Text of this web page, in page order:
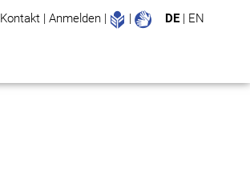
Kontakt | Anmelden | Leichte Sprache
| DE | EN